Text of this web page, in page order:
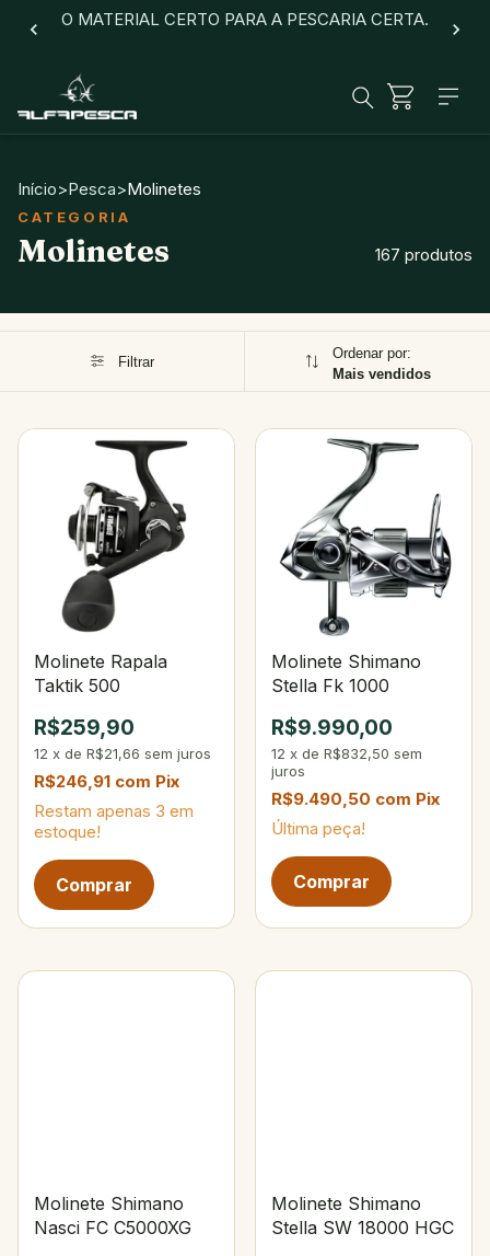
O MATERIAL CERTO PARA A PESCARIA CERTA.
Início>Pesca>Molinetes
Molinetes 167 produtos
Filtrar
Ordenar por:
Mais vendidos
Molinete Rapala
Taktik 500
R$259,90
12 x de R$21,66 sem juros
R$246,91 com Pix
Restam apenas 3 em
estoque!
Molinete Shimano
Stella Fk 1000
R$9.990,00
12 x de R$832,50 sem
juros
R$9.490,50 com Pix
Última peça!
Molinete Shimano
Nasci FC C5000XG
Molinete Shimano
Stella SW 18000 HGC